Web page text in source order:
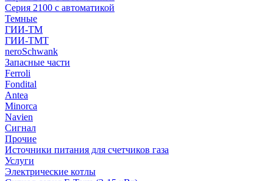
Серия 2100 с автоматикой
Темные
ГИИ-ТМ
ГИИ-ТМТ
neroSchwank
Запасные части
Ferroli
Fondital
Antea
Minorca
Navien
Сигнал
Прочие
Источники питания для счетчиков газа
Услуги
Электрические котлы